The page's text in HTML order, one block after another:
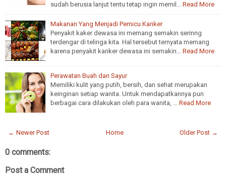
sudah berusia lanjut tentu tetap ingin memil… Read More
Makanan Yang Menjadi Pemicu Kanker
Penyakit kaker dewasa ini memang semakin serinng
terdengar di telinga kita. Hal tersebut ternyata memang
karena penyakit kanker dewasa ini semakin… Read More
Perawatan Buah dan Sayur
Memiliki kulit yang putih, bersih, dan sehat merupakan
keinginan setiap wanita. Untuk mendapatkannya pun
berbagai cara dilakukan oleh para wanita, … Read More
← Newer Post Older Post →
Home
0 comments:
Post a Comment